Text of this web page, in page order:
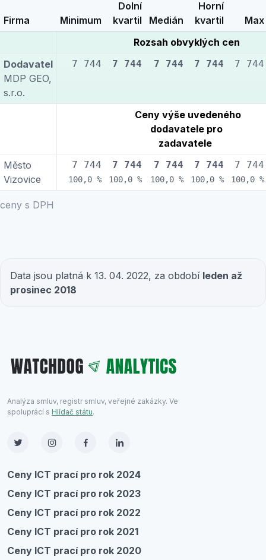
ceny s DPH
Firma Minimum
Dolní
kvartil
Medián
Horní
kvartil
Max
Rozsah obvyklých cen
Dodavatel
MDP GEO,
s.r.o.
7 744 7 744 7 744 7 744 7 744
Ceny výše uvedeného
dodavatele pro
zadavatele
Město
Vizovice
7 744
100,0 %
7 744
100,0 %
7 744
100,0 %
7 744
100,0 %
7 744
100,0 %
Data jsou platná k 13. 04. 2022, za období leden až
prosinec 2018
Analýza smluv, registr smluv, veřejné zakázky. Ve
spoluprácí s Hlídač státu.
Ceny ICT prací pro rok 2024
Ceny ICT prací pro rok 2023
Ceny ICT prací pro rok 2022
Ceny ICT prací pro rok 2021
Ceny ICT prací pro rok 2020